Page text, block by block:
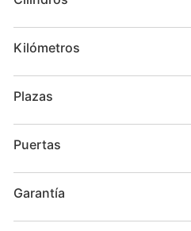
Kilómetros
Plazas
Puertas
Garantía